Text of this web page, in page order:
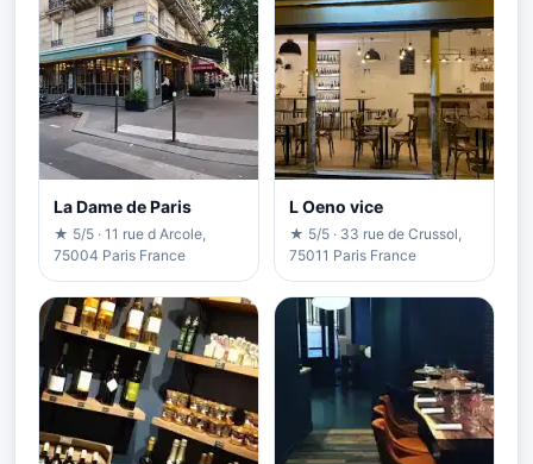
La Dame de Paris
★ 5/5 · 11 rue d Arcole,
75004 Paris France
L Oeno vice
★ 5/5 · 33 rue de Crussol,
75011 Paris France